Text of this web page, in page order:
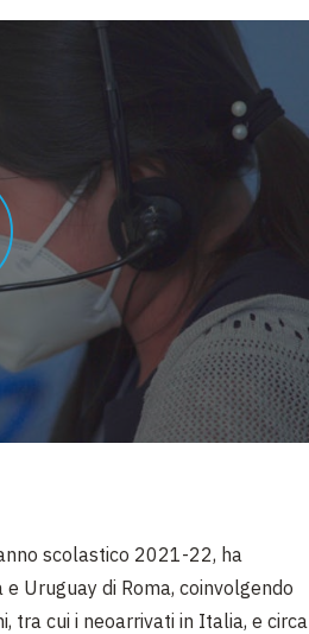
scolastico 2021-22, ha
Uruguay di Roma, coinvolgendo
tra cui i neoarrivati in Italia, e circa